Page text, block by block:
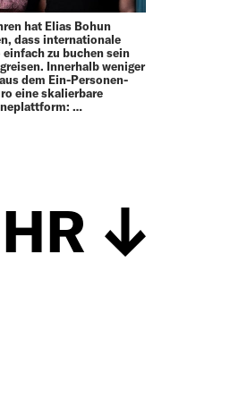
hat Elias Bohun
dass internationale
einfach zu buchen sein
Innerhalb weniger
dem Ein-Personen-
eine skalierbare
…